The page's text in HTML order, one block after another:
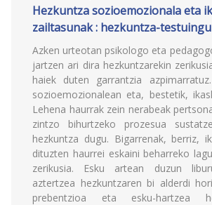
Hezkuntza sozioemozionala eta
zailtasunak : hezkuntza-
Azken urteotan psikologo eta
jartzen ari dira hezkuntzarekin
haiek duten garrantzia
sozioemozionalean eta, bestetik,
Lehena haurrak zein nerabeak
zintzo bihurtzeko prozesua
hezkuntza dugu. Bigarrenak, berriz,
dituzten haurrei eskaini beharreko
zerikusia. Esku artean duzun
aztertzea hezkuntzaren bi alderdi
prebentzioa eta esku-hartzea